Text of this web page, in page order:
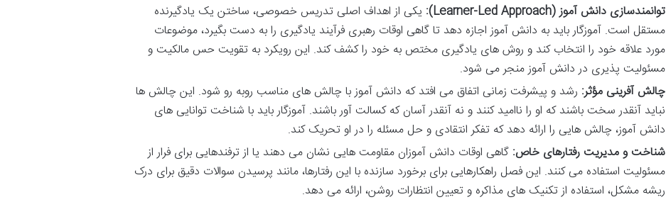
توانمندسازی دانش آموز (Learner-Led Approach):
یکی از اهداف اصلی تدریس خصوصی، ساختن یک یادگیرنده
مستقل است. آموزگار باید به دانش آموز اجازه دهد تا گاهی اوقات رهبری فرآیند یادگیری را به دست بگیرد، موضوعات
مورد علاقه خود را انتخاب کند و روش های یادگیری مختص به خود را کشف کند. این رویکرد به تقویت حس مالکیت و
مسئولیت پذیری در دانش آموز منجر می شود.
چالش آفرینی مؤثر: رشد و پیشرفت زمانی اتفاق می افتد که دانش آموز با چالش های مناسب روبه رو شود. این چالش ها
نباید آنقدر سخت باشند که او را ناامید کنند و نه آنقدر آسان که کسالت آور باشند. آموزگار باید با شناخت توانایی های
دانش آموز، چالش هایی را ارائه دهد که تفکر انتقادی و حل مسئله را در او تحریک کند.
شناخت و مدیریت رفتارهای خاص: گاهی اوقات دانش آموزان مقاومت هایی نشان می دهند یا از ترفندهایی برای فرار از
مسئولیت استفاده می کنند. این فصل راهکارهایی برای برخورد سازنده با این رفتارها، مانند پرسیدن سوالات دقیق برای درک
ریشه مشکل، استفاده از تکنیک های مذاکره و تعیین انتظارات روشن، ارائه می دهد.